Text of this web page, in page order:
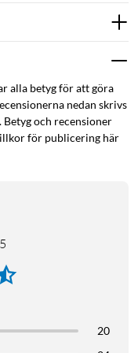
cykeln eller
ett klart och
musik. Och när du
ihop två TWS-
Bluetooth 6.0 eller
– perfekt när du vill
gör att du
alla betyg för att göra
nedan skrivs
och recensioner
för publicering här
20